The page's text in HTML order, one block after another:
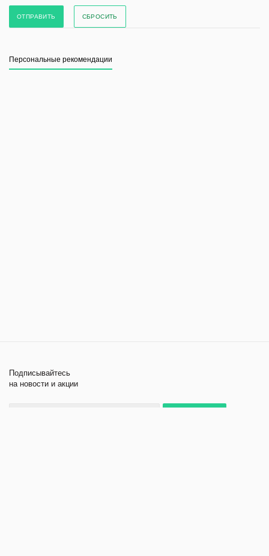
СБРОСИТЬ
Персональные рекомендации
Подписывайтесь
на новости и акции